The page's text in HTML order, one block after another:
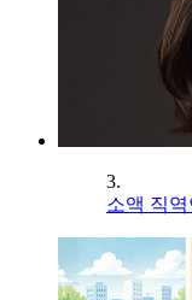
3.
소액 직